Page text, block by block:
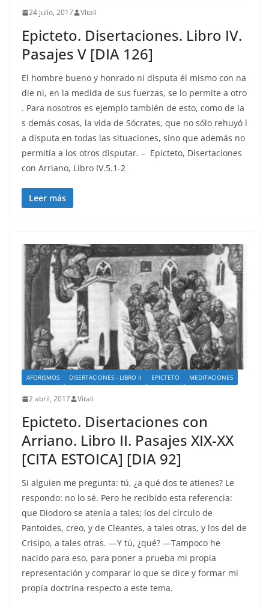
24 julio, 2017 Vitali
Epicteto. Disertaciones. Libro IV.
Pasajes V [DIA 126]
El hombre bueno y honrado ni disputa él mismo con na
die ni, en la medida de sus fuerzas, se lo permite a otro
. Para nosotros es ejemplo también de esto, como de la
s demás cosas, la vida de Sócrates, que no sólo rehuyó l
a disputa en todas las situaciones, sino que además no
permitía a los otros disputar. – Epicteto, Disertaciones
con Arriano, Libro IV.5.1-2
Leer más
AFORISMOS DISERTACIONES - LIBRO II EPICTETO MEDITACIONES
2 abril, 2017 Vitali
Epicteto. Disertaciones con
Arriano. Libro II. Pasajes XIX-XX
[CITA ESTOICA] [DIA 92]
Si alguien me pregunta: tú, ¿a qué dos te atienes? Le
respondo: no lo sé. Pero he recibido esta referencia:
que Diodoro se atenía a tales; los del círculo de
Pantoides, creo, y de Cleantes, a tales otras, y los del de
Crisipo, a tales otras. —Y tú, ¿qué? —Tampoco he
nacido para eso, para poner a prueba mi propia
representación y comparar lo que se dice y formar mi
propia doctrina respecto a este tema.